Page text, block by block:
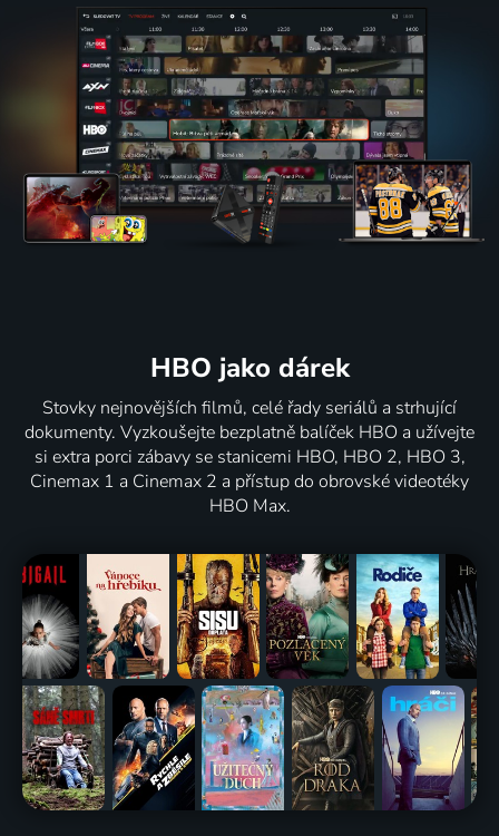
HBO jako dárek
Stovky nejnovějších filmů, celé řady seriálů a strhující
dokumenty. Vyzkoušejte bezplatně balíček HBO a užívejte
si extra porci zábavy se stanicemi HBO, HBO 2, HBO 3,
Cinemax 1 a Cinemax 2 a přístup do obrovské videotéky
HBO Max.